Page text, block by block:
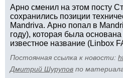
Арно сменил на этом посту
сохранились позиции
Mandriva. Арно попал в
году), которая была
известное название (Linbox
Постоянная ссылка к новости:
Дмитрий Шурупов по